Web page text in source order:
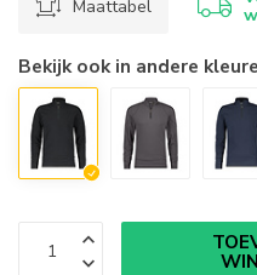
Maattabel
Bekijk ook in andere